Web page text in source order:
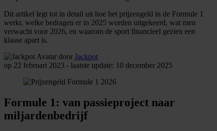
Dit artikel legt tot in detail uit hoe het prijzengeld in de Formule 1
werkt, welke bedragen er in 2025 worden uitgekeerd, wat men
verwacht voor 2026, en waarom de sport financieel gezien een
klasse apart is.
door Jackpot
op 22 februari 2023 - laatste update: 10 december 2025
Formule 1: van passieproject naar
miljardenbedrijf